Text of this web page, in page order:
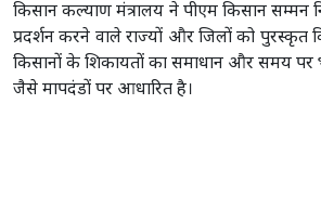
किसान कल्याण मंत्रालय ने पीएम किसान सम्मन
प्रदर्शन करने वाले राज्यों और जिलों को पुरस्कृत
किसानों के शिकायतों का समाधान और समय पर
जैसे मापदंडों पर आधारित है।